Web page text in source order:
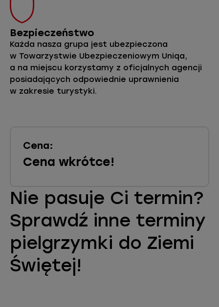
Bezpieczeństwo
Każda nasza grupa jest ubezpieczona
w Towarzystwie Ubezpieczeniowym Uniqa,
a na miejscu korzystamy z oficjalnych agencji
posiadających odpowiednie uprawnienia
w zakresie turystyki.
Cena:
Cena wkrótce!
Nie pasuje Ci termin?
Sprawdź inne terminy
pielgrzymki do Ziemi
Świętej!